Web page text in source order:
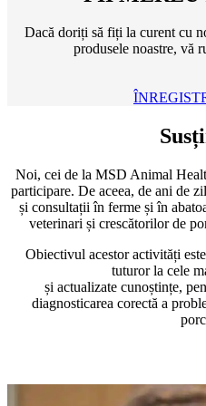
Dacă doriți să fiți la curent cu
produsele noastre, vă
Noi, cei de la MSD Animal
participare. De aceea, de ani de
și consultații în ferme și în
veterinari și crescătorilor de
Obiectivul acestor activități
tuturor la cele
și actualizate cunoștințe,
diagnosticarea corectă a